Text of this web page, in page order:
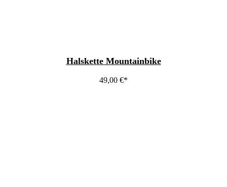
Halskette Mountainbike
49,00 €